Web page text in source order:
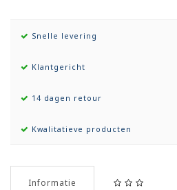
Snelle levering
Klantgericht
14 dagen retour
Kwalitatieve producten
Informatie